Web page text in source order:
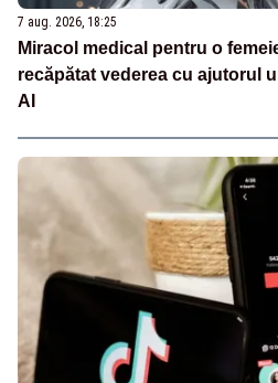
7 aug. 2026, 18:25
Miracol medical pentru o
recăpătat vederea cu ajutorul
AI